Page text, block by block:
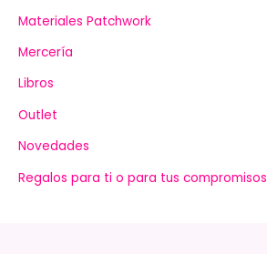
Materiales Patchwork
Mercería
Libros
Outlet
Novedades
Regalos para ti o para tus compromisos